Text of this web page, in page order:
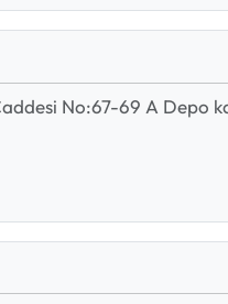
No:67-69 A Depo